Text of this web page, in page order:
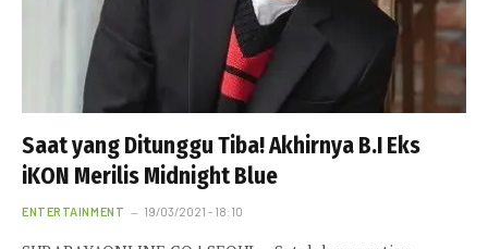
Saat yang Ditunggu Tiba! Akhirnya B.I Eks
iKON Merilis Midnight Blue
ENTERTAINMENT 19/03/2021 - 18:10